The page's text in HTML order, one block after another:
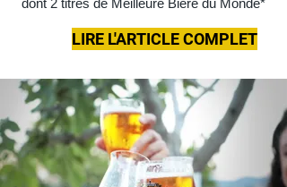
dont 2 titres de Meilleure Bière du Monde*
LIRE L'ARTICLE COMPLET